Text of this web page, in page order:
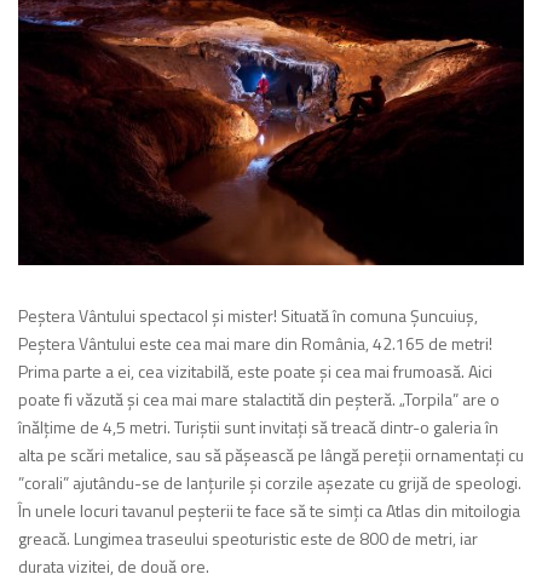
Peştera Vântului spectacol și mister! Situată în comuna Şuncuiuş,
Peştera Vântului este cea mai mare din România, 42.165 de metri!
Prima parte a ei, cea vizitabilă, este poate şi cea mai frumoasă. Aici
poate fi văzută şi cea mai mare stalactită din peşteră. „Torpila” are o
înălţime de 4,5 metri. Turiștii sunt invitați să treacă dintr-o galeria în
alta pe scări metalice, sau să pășească pe lângă pereții ornamentați cu
”corali” ajutându-se de lanțurile și corzile așezate cu grijă de speologi.
În unele locuri tavanul peșterii te face să te simți ca Atlas din mitoilogia
greacă. Lungimea traseului speoturistic este de 800 de metri, iar
durata vizitei, de două ore.